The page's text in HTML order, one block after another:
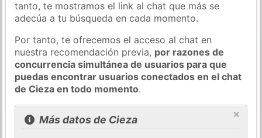
tanto, te mostramos el link al chat que más se
adecúa a tu búsqueda en cada momento.
Por tanto, te ofrecemos el acceso al chat en
nuestra recomendación previa, por razones de
concurrencia simultánea de usuarios para que
puedas encontrar usuarios conectados en el chat
de Cieza en todo momento.
×
Más datos de Cieza